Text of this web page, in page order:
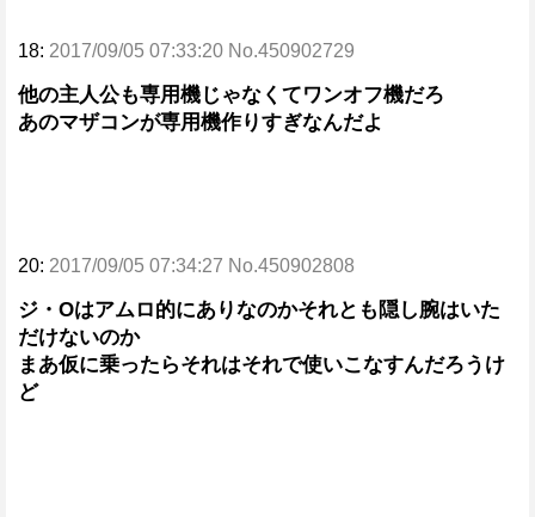
18: 2017/09/05 07:33:20 No.450902729
他の主人公も専用機じゃなくてワンオフ機だろ
あのマザコンが専用機作りすぎなんだよ
20: 2017/09/05 07:34:27 No.450902808
ジ・Oはアムロ的にありなのかそれとも隠し腕はいた
だけないのか
まあ仮に乗ったらそれはそれで使いこなすんだろうけ
ど